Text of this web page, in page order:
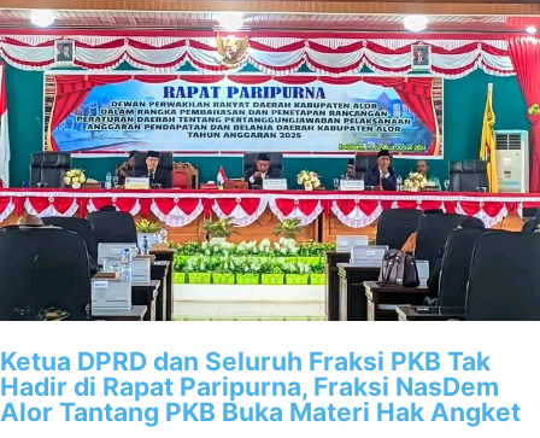
Ketua DPRD dan Seluruh Fraksi PKB Tak
Hadir di Rapat Paripurna, Fraksi NasDem
Alor Tantang PKB Buka Materi Hak Angket